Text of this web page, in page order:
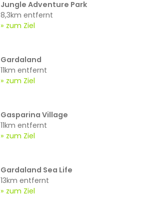
Jungle Adventure Park
8,3km entfernt
zum Ziel
Gardaland
11km entfernt
zum Ziel
Gasparina Village
11km entfernt
zum Ziel
Gardaland Sea Life
13km entfernt
zum Ziel